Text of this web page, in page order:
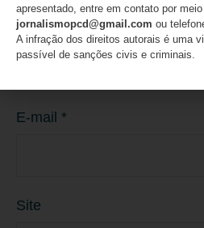
Nome*
E-mail *
Site
apresentado, entre em contato por
jornalismopcd@gmail.com ou
A infração dos direitos autorais é uma
passível de sanções civis e criminais.